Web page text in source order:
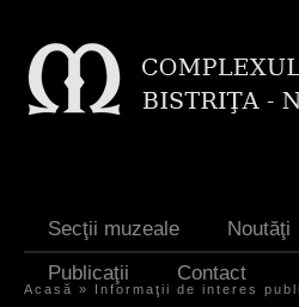
Secţii muzeale Noutăţi
Publicaţii
Contact
Acasă » Informaţii de interes